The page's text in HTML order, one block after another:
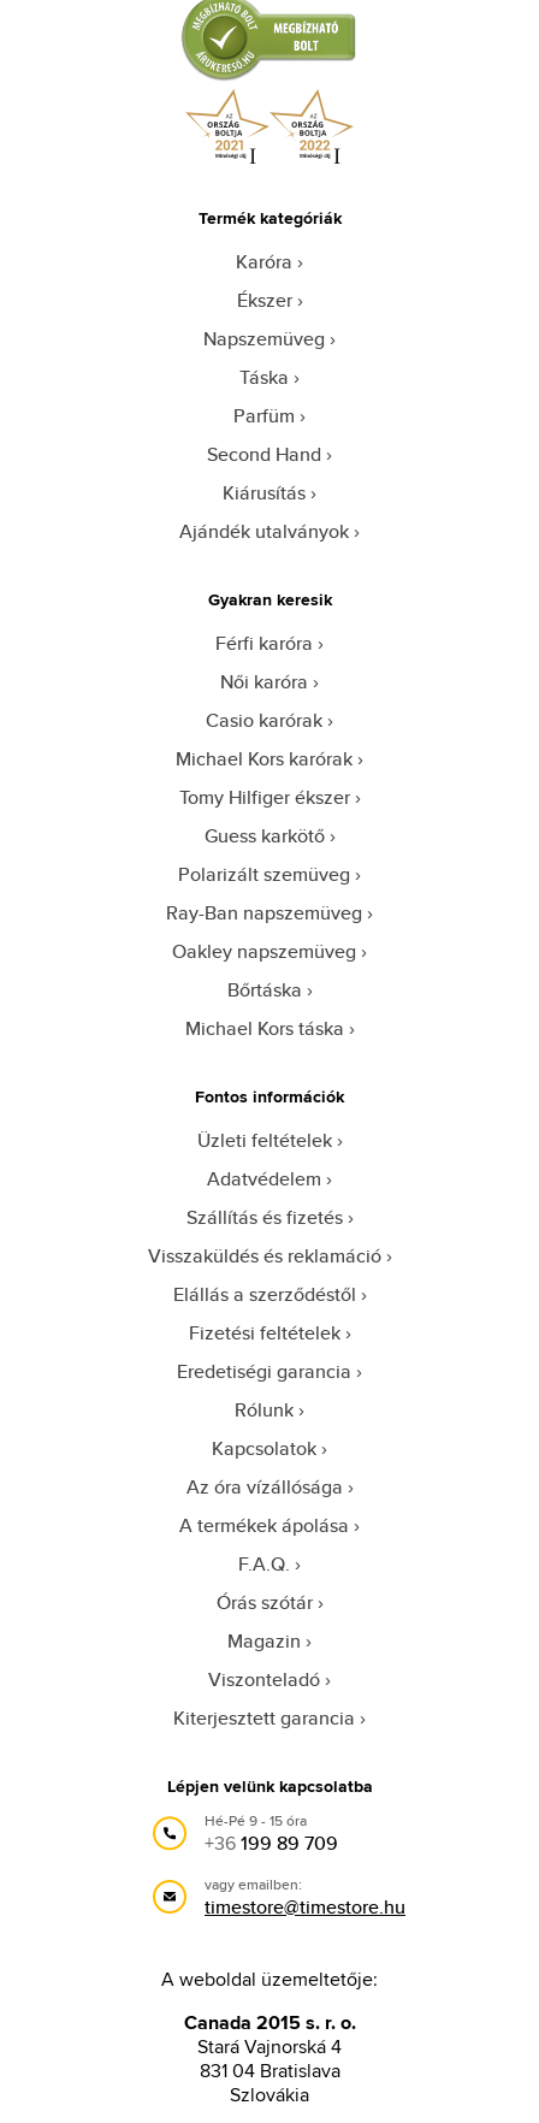
Termék kategóriák
Karóra
Ékszer
Napszemüveg
Táska
Parfüm
Second Hand
Kiárusítás
Ajándék utalványok
Gyakran keresik
Férfi karóra
Női karóra
Casio karórak
Michael Kors karórak
Tomy Hilfiger ékszer
Guess karkötő
Polarizált szemüveg
Ray-Ban napszemüveg
Oakley napszemüveg
Bőrtáska
Michael Kors táska
Fontos információk
Üzleti feltételek
Adatvédelem
Szállítás és fizetés
Visszaküldés és reklamáció
Elállás a szerződéstől
Fizetési feltételek
Eredetiségi garancia
Rólunk
Kapcsolatok
Az óra vízállósága
A termékek ápolása
F.A.Q.
Órás szótár
Magazin
Viszonteladó
Kiterjesztett garancia
Lépjen velünk kapcsolatba
Hé-Pé 9 - 15 óra
+36199 89 709
vagy emailben:
timestore@timestore.hu
A weboldal üzemeltetője:
Canada 2015 s. r. o.
Stará Vajnorská 4
831 04 Bratislava
Szlovákia